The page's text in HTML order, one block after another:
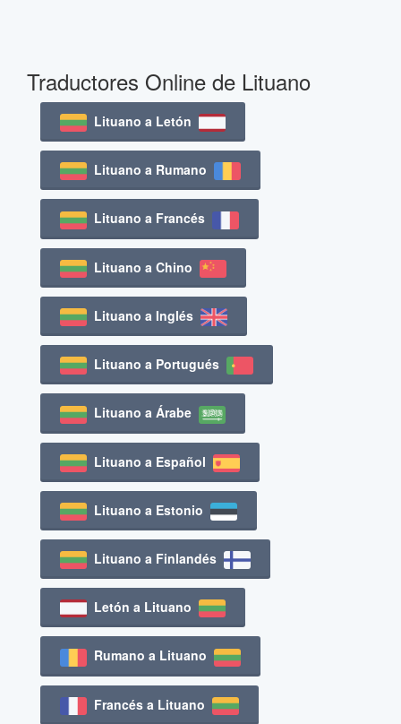
Traductores Online de Lituano
Lituano a Letón
Lituano a Rumano
Lituano a Francés
Lituano a Chino
Lituano a Inglés
Lituano a Portugués
Lituano a Árabe
Lituano a Español
Lituano a Estonio
Lituano a Finlandés
Letón a Lituano
Rumano a Lituano
Francés a Lituano